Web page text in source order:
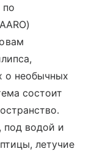
по
о необычных
состоит
под водой и
летучие